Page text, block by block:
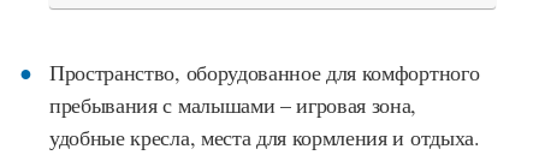
Пространство, оборудованное для комфортного
пребывания с малышами – игровая зона,
удобные кресла, места для кормления и отдыха.